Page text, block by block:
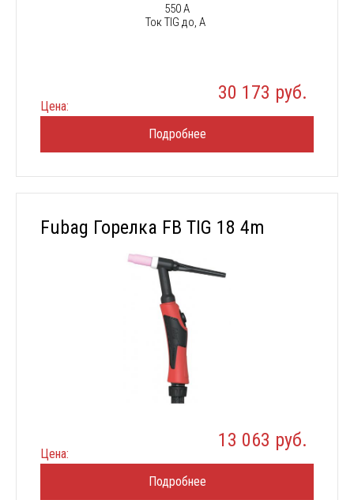
550 А
Ток TIG до, А
Цена:
30 173 руб.
Подробнее
Fubag Горелка FB TIG 18 4m
Цена:
13 063 руб.
Подробнее